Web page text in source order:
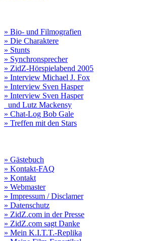
» Bio- und Filmografien
» Die Charaktere
» Stunts
» Synchronsprecher
» ZidZ-Hörspielabend 2005
» Interview Michael J. Fox
» Interview Sven Hasper
» Interview Sven Hasper
und Lutz Mackensy
» Chat-Log Bob Gale
» Treffen mit den Stars
» Gästebuch
» Kontakt-FAQ
» Kontakt
» Webmaster
» Impressum / Disclamer
» Datenschutz
» ZidZ.com in der Presse
» ZidZ.com sagt Danke
» Mein K.I.T.T.-Replika